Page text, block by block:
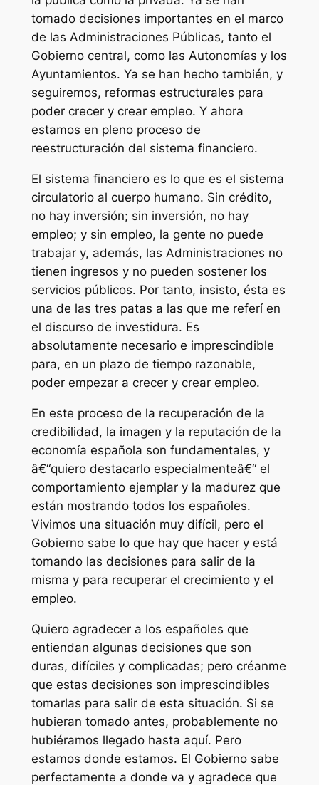
tomado decisiones importantes en el marco
de las Administraciones Públicas, tanto el
Gobierno central, como las Autonomías y los
Ayuntamientos. Ya se han hecho también, y
seguiremos, reformas estructurales para
poder crecer y crear empleo. Y ahora
estamos en pleno proceso de
reestructuración del sistema financiero.
El sistema financiero es lo que es el sistema
circulatorio al cuerpo humano. Sin crédito,
no hay inversión; sin inversión, no hay
empleo; y sin empleo, la gente no puede
trabajar y, además, las Administraciones no
tienen ingresos y no pueden sostener los
servicios públicos. Por tanto, insisto, ésta es
una de las tres patas a las que me referí en
el discurso de investidura. Es
absolutamente necesario e imprescindible
para, en un plazo de tiempo razonable,
poder empezar a crecer y crear empleo.
En este proceso de la recuperación de la
credibilidad, la imagen y la reputación de la
economía española son fundamentales, y
â€“quiero destacarlo especialmenteâ€“ el
comportamiento ejemplar y la madurez que
están mostrando todos los españoles.
Vivimos una situación muy difícil, pero el
Gobierno sabe lo que hay que hacer y está
tomando las decisiones para salir de la
misma y para recuperar el crecimiento y el
empleo.
Quiero agradecer a los españoles que
entiendan algunas decisiones que son
duras, difíciles y complicadas; pero créanme
que estas decisiones son imprescindibles
tomarlas para salir de esta situación. Si se
hubieran tomado antes, probablemente no
hubiéramos llegado hasta aquí. Pero
estamos donde estamos. El Gobierno sabe
perfectamente a donde va y agradece que